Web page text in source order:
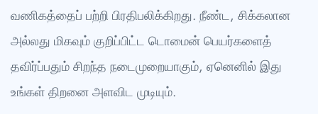
வணிகத்தைப் பற்றி பிரதிபலிக்கிறது. நீண்ட, சிக்கலான
அல்லது மிகவும் குறிப்பிட்ட டொமைன் பெயர்களைத்
தவிர்ப்பதும் சிறந்த நடைமுறையாகும், ஏனெனில் இது
உங்கள் திறனை அளவிட முடியும்.